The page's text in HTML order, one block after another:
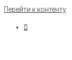
Перейти к контенту